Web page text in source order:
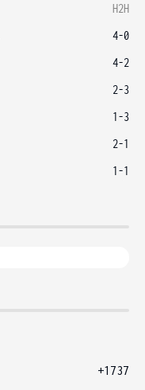
H2H
4-0
4-2
2-3
1-3
2-1
1-1
+1737